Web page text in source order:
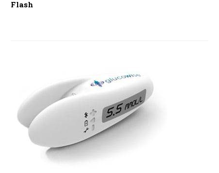
Flash